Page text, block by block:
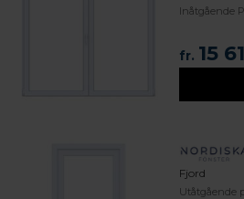
Inåtgående
fr. 15
Fjord
Utåtgående